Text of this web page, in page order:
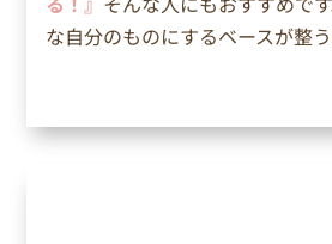
な自分のものにするベースが整う